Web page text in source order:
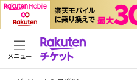
メニュー